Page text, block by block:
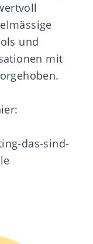
und
mit
das-sind-